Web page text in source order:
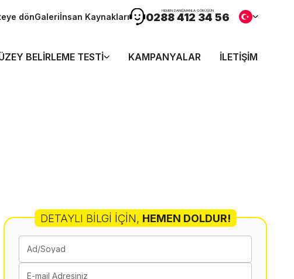
dönGaleriİnsan Kaynakları
HEMEN DANIŞMANLA GÖRÜŞÜN
0288 412 34 56
BELIRLEME TESTI KAMPANYALAR İLETIŞIM
DETAYLI BILGI İÇIN, HEMEN DOLDUR!
Ad/Soyad
E-mail Adresiniz